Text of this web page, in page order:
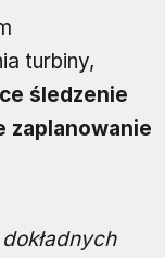
turbiny,
śledzenie
zaplanowanie